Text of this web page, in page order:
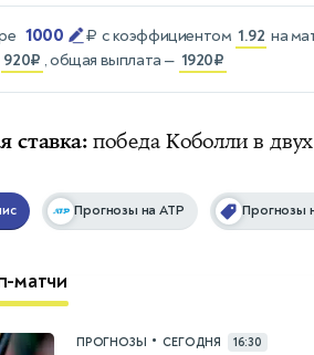
1000 ₽ с коэффициентом 1.92 на
920₽ , общая выплата — 1920₽
ставка:победа Коболли в двух
Прогнозы на ATP Прогнозы
матчи
ПРОГНОЗЫ • СЕГОДНЯ 16:30